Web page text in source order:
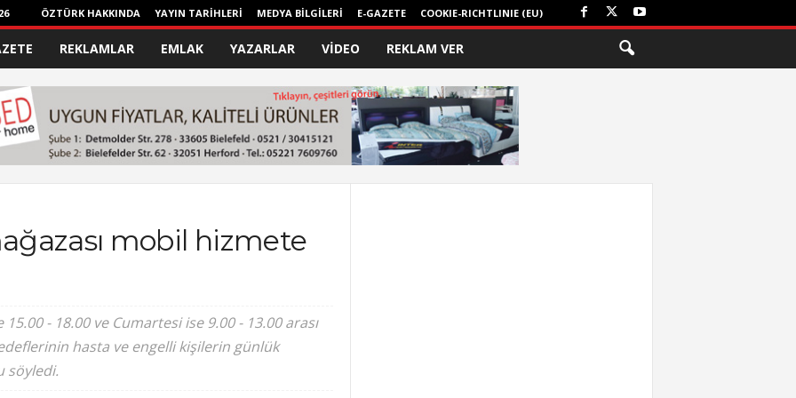
ÖZTÜRK HAKKINDA YAYIN TARİHLERİ MEDYA BİLGİLERİ E-GAZETE COOKIE-RICHTLINIE (EU)
REKLAMLAR EMLAK YAZARLAR VİDEO REKLAM VER
mobil hizmete
- 18.00 ve Cumartesi ise 9.00 - 13.00 arası
hasta ve engelli kişilerin günlük
söyledi.